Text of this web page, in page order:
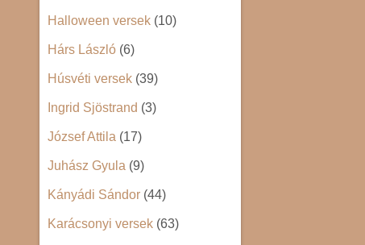
Halloween versek (10)
Hárs László (6)
Húsvéti versek (39)
Ingrid Sjöstrand (3)
József Attila (17)
Juhász Gyula (9)
Kányádi Sándor (44)
Karácsonyi versek (63)